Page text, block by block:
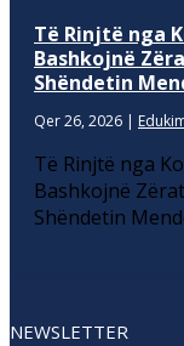
Të Rinjtë nga
Bashkojnë
Shëndetin
Qer 26, 2026 |
Të Rinjtë nga
Bashkojnë
Shëndetin
NEWSLETTER